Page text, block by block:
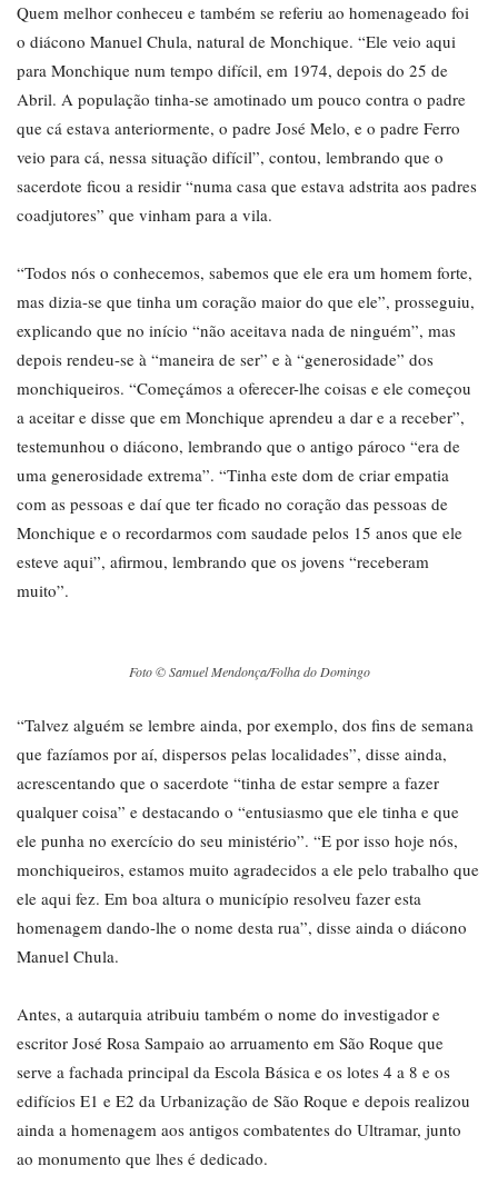
Quem melhor conheceu e também se referiu ao homenageado foi
o diácono Manuel Chula, natural de Monchique. “Ele veio aqui
para Monchique num tempo difícil, em 1974, depois do 25 de
Abril. A população tinha-se amotinado um pouco contra o padre
que cá estava anteriormente, o padre José Melo, e o padre Ferro
veio para cá, nessa situação difícil”, contou, lembrando que o
sacerdote ficou a residir “numa casa que estava adstrita aos padres
coadjutores” que vinham para a vila.
“Todos nós o conhecemos, sabemos que ele era um homem forte,
mas dizia-se que tinha um coração maior do que ele”, prosseguiu,
explicando que no início “não aceitava nada de ninguém”, mas
depois rendeu-se à “maneira de ser” e à “generosidade” dos
monchiqueiros. “Começámos a oferecer-lhe coisas e ele começou
a aceitar e disse que em Monchique aprendeu a dar e a receber”,
testemunhou o diácono, lembrando que o antigo pároco “era de
uma generosidade extrema”. “Tinha este dom de criar empatia
com as pessoas e daí que ter ficado no coração das pessoas de
Monchique e o recordarmos com saudade pelos 15 anos que ele
esteve aqui”, afirmou, lembrando que os jovens “receberam
muito”.
Foto © Samuel Mendonça/Folha do Domingo
“Talvez alguém se lembre ainda, por exemplo, dos fins de semana
que fazíamos por aí, dispersos pelas localidades”, disse ainda,
acrescentando que o sacerdote “tinha de estar sempre a fazer
qualquer coisa” e destacando o “entusiasmo que ele tinha e que
ele punha no exercício do seu ministério”. “E por isso hoje nós,
monchiqueiros, estamos muito agradecidos a ele pelo trabalho que
ele aqui fez. Em boa altura o município resolveu fazer esta
homenagem dando-lhe o nome desta rua”, disse ainda o diácono
Manuel Chula.
Antes, a autarquia atribuiu também o nome do investigador e
escritor José Rosa Sampaio ao arruamento em São Roque que
serve a fachada principal da Escola Básica e os lotes 4 a 8 e os
edifícios E1 e E2 da Urbanização de São Roque e depois realizou
ainda a homenagem aos antigos combatentes do Ultramar, junto
ao monumento que lhes é dedicado.